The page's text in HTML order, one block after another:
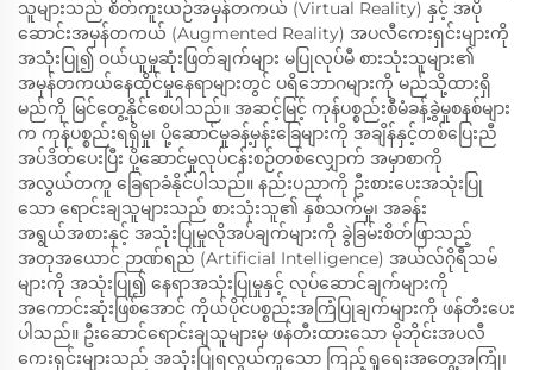
သူများသည် စိတ်ကူးယဉ်အမှန်တကယ် (Virtual Reality) နှင့် အပို
ဆောင်းအမှန်တကယ် (Augmented Reality) အပလီကေးရှင်းများကို
အသုံးပြု၍ ဝယ်ယူမှုဆုံးဖြတ်ချက်များ မပြုလုပ်မီ စားသုံးသူများ၏
အမှန်တကယ်နေထိုင်မှုနေရာများတွင် ပရိဘောဂများကို မည်သို့ထားရှိ
မည်ကို မြင်တွေ့နိုင်စေပါသည်။ အဆင့်မြင့် ကုန်ပစ္စည်းစီမံခန့်ခွဲမှုစနစ်များ
က ကုန်ပစ္စည်းရရှိမှု၊ ပို့ဆောင်မှုခန့်မှန်းခြေများကို အချိန်နှင့်တစ်ပြေးညီ
အပ်ဒိတ်ပေးပြီး ပို့ဆောင်မှုလုပ်ငန်းစဉ်တစ်လျှောက် အမှာစာကို
အလွယ်တကူ ခြေရာခံနိုင်ပါသည်။ နည်းပညာကို ဦးစားပေးအသုံးပြု
သော ရောင်းချသူများသည် စားသုံးသူ၏ နှစ်သက်မှု၊ အခန်း
အရွယ်အစားနှင့် အသုံးပြုမှုလိုအပ်ချက်များကို ခွဲခြမ်းစိတ်ဖြာသည့်
အတုအယောင် ဉာဏ်ရည် (Artificial Intelligence) အယ်လ်ဂိုရီသမ်
များကို အသုံးပြု၍ နေရာအသုံးပြုမှုနှင့် လုပ်ဆောင်ချက်များကို
အကောင်းဆုံးဖြစ်အောင် ကိုယ်ပိုင်ပစ္စည်းအကြံပြုချက်များကို ဖန်တီးပေး
ပါသည်။ ဦးဆောင်ရောင်းချသူများမှ ဖန်တီးထားသော မိုဘိုင်းအပလီ
ကေးရှင်းများသည် အသုံးပြုရလွယ်ကူသော ကြည့်ရှုရေးအတွေ့အကြုံ၊